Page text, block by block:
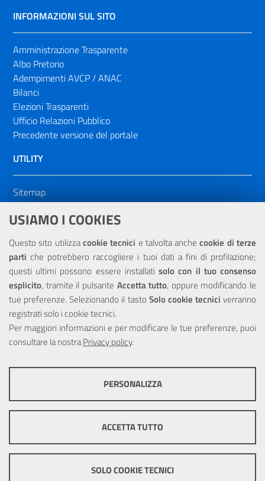
USIAMO I COOKIES
Questo sito utilizzacookie tecnici e talvolta anchecookie di terze
parti che potrebbero raccogliere i tuoi dati a fini di profilazione;
questi ultimi possono essere installatisolo con il tuo consenso
esplicito, tramite il pulsante Accetta tutto, oppure modificando le
tue preferenze. Selezionando il tasto Solo cookie tecnici verranno
registrati solo i cookie tecnici.
Per maggiori informazioni e per modificare le tue preferenze, puoi
consultare la nostraPrivacy policy.
ottimale per ogni utente. Essi non raccolgono i tuoi dati e le tue
informazioni di navigazione per scopi di marketing e profilazione, e
pertanto possono essere utilizzati senza bisogno di acquisire il tuo
PERSONALIZZA
ACCETTA TUTTO
SOLO COOKIE TECNICI
INFORMAZIONI SUL SITO
Amministrazione Trasparente
Albo Pretorio
Adempimenti AVCP / ANAC
Bilanci
Elezioni Trasparenti
Ufficio Relazioni Pubblico
Precedente versione del portale
UTILITY
Sitemap
Dichiarazione di accessibilità
NOTE LEGALI
Privacy
Portale realizzato con la partecipazione finanziaria dell'Unione
Europea tramite i fondi del POR Sicilia 2000/2006 Misura 6.05 -
Impostazioni Cookie